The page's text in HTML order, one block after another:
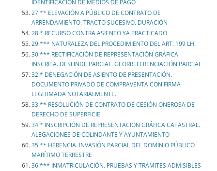
IDENTIFICACIÓN DE MEDIOS DE PAGO
27.** ELEVACIÓN A PÚBLICO DE CONTRATO DE
ARRENDAMIENTO. TRACTO SUCESIVO. DURACIÓN
28.* RECURSO CONTRA ASIENTO YA PRACTICADO
29.*** NATURALEZA DEL PROCEDIMIENTO DEL ART. 199 LH.
30.*** RECTIFICACIÓN DE REPRESENTACIÓN GRÁFICA
INSCRITA. DESLINDE PARCIAL. GEORREFERENCIACIÓN PARCIAL
32.* DENEGACIÓN DE ASIENTO DE PRESENTACIÓN.
DOCUMENTO PRIVADO DE COMPRAVENTA CON FIRMA
LEGITIMADA NOTARIALMENTE.
33.** RESOLUCIÓN DE CONTRATO DE CESIÓN ONEROSA DE
DERECHO DE SUPERFICIE
34.* INSCRIPCIÓN DE REPRESENTACIÓN GRÁFICA CATASTRAL.
ALEGACIONES DE COLINDANTE Y AYUNTAMIENTO
35.** HERENCIA. INVASIÓN PARCIAL DEL DOMINIO PÚBLICO
MARÍTIMO TERRESTRE
36.*** INMATRICULACIÓN. PRUEBAS Y TRÁMITES ADMISIBLES